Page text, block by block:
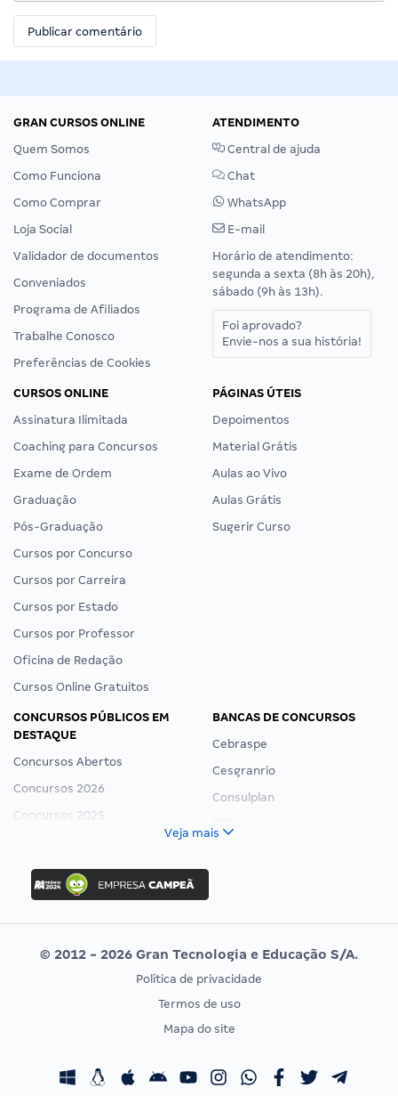
GRAN CURSOS ONLINE
Quem Somos
Como Funciona
Como Comprar
Loja Social
Validador de documentos
Conveniados
Programa de Afiliados
Trabalhe Conosco
Preferências de Cookies
ATENDIMENTO
Central de ajuda
Chat
WhatsApp
E-mail
Horário de atendimento:
segunda a sexta (8h às 20h),
sábado (9h às 13h).
Foi aprovado?
Envie-nos a sua história!
CURSOS ONLINE
Assinatura Ilimitada
Coaching para Concursos
Exame de Ordem
Graduação
Pós-Graduação
Cursos por Concurso
Cursos por Carreira
Cursos por Estado
Cursos por Professor
Oficina de Redação
Cursos Online Gratuitos
PÁGINAS ÚTEIS
Depoimentos
Material Grátis
Aulas ao Vivo
Aulas Grátis
Sugerir Curso
CONCURSOS PÚBLICOS EM
DESTAQUE
Concursos Abertos
Concursos 2026
Concursos 2025
Concurso Nacional Unificado
Concurso Ibama
Concurso MPU
Editais publicados
BANCAS DE CONCURSOS
Cebraspe
Cesgranrio
Consulplan
Vunesp
CONCURSOS POR PROFISSÃO
Concursos Fiscais
EXAME DE ORDEM
Calendário OAB
Veja mais
© 2012 - 2026 Gran Tecnologia e Educação S/A.
Política de privacidade
Termos de uso
Mapa do site